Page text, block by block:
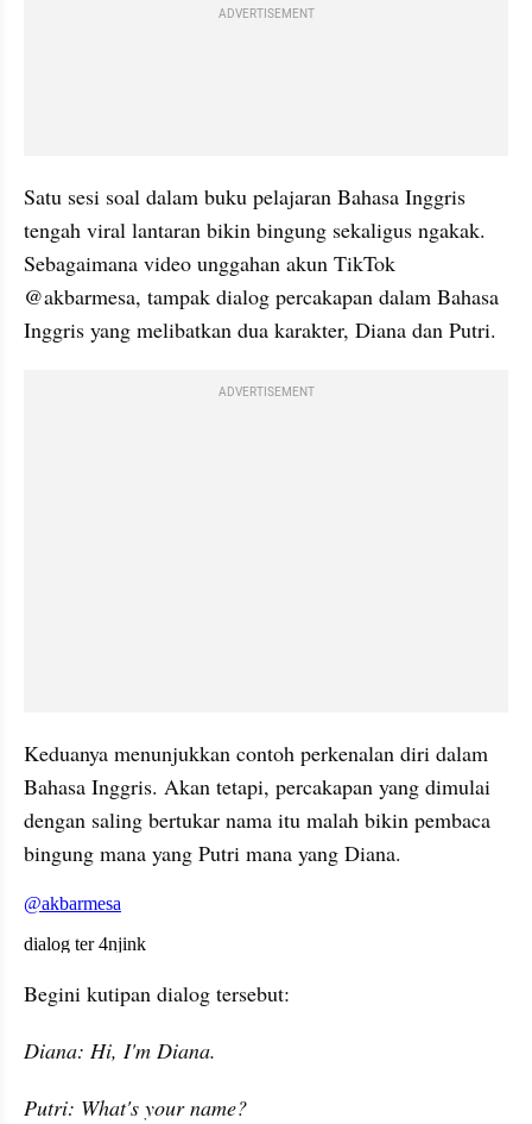
ADVERTISEMENT
Satu sesi soal dalam buku pelajaran Bahasa Inggris
tengah viral lantaran bikin bingung sekaligus ngakak.
Sebagaimana video unggahan akun TikTok
@akbarmesa, tampak dialog percakapan dalam Bahasa
Inggris yang melibatkan dua karakter, Diana dan Putri.
ADVERTISEMENT
Keduanya menunjukkan contoh perkenalan diri dalam
Bahasa Inggris. Akan tetapi, percakapan yang dimulai
dengan saling bertukar nama itu malah bikin pembaca
bingung mana yang Putri mana yang Diana.
Begini kutipan dialog tersebut:
Diana: Hi, I'm Diana.
Putri: What's your name?